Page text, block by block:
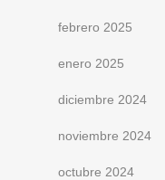
febrero 2025
enero 2025
diciembre 2024
noviembre 2024
octubre 2024